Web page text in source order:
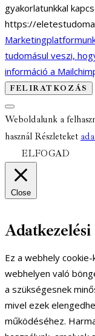
gyakorlatunkkal
https://
tudomásul veszi,
információ a
Weboldalunk a
használ Részleteket
ELFOGAD
Close
Ez a webhely
webhelyen való
a szükségesnek
mivel ezek
működéséhez.